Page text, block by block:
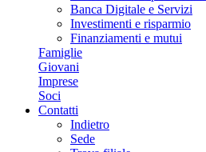
Banca Digitale e Servizi
Investimenti e risparmio
Finanziamenti e mutui
Famiglie
Giovani
Imprese
Soci
Contatti
Indietro
Sede